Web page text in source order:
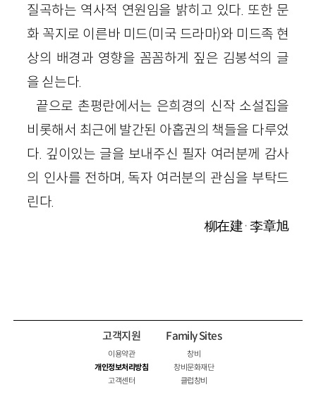
질곡하는 역사적 연원임을 밝히고 있다. 또한 문
화 꼭지로 이른바 미드(미국 드라마)와 미드족 현
상의 배경과 영향을 꼼꼼하게 짚은 김봉석의 글
을 싣는다.
끝으로 촌평란에서는 은희경의 신작 소설집을
비롯해서 최근에 발간된 아홉권의 책들을 다루었
다. 깊이있는 글을 보내주신 필자 여러분께 감사
의 인사를 전하며, 독자 여러분의 관심을 부탁드
린다.
柳在建·李章旭
고객지원
이용약관
개인정보처리방침
고객센터
Family Sites
창비
창비문화재단
클럽창비